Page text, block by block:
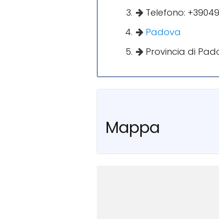
Telefono:
Padova
Provincia di
Mappa